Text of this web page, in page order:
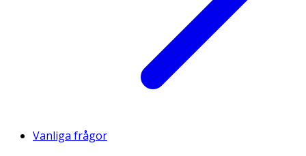
Vanliga frågor